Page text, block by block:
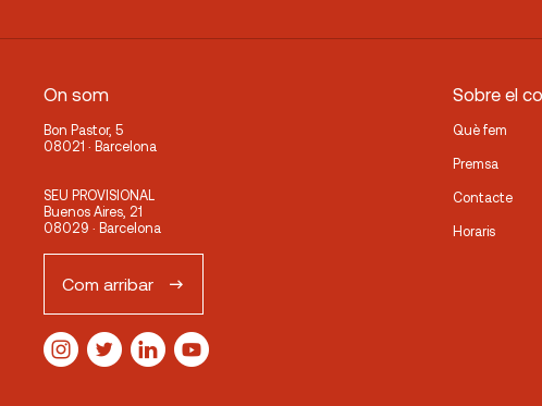
On som
Bon Pastor, 5
08021 · Barcelona
SEU PROVISIONAL
Buenos Aires, 21
08029 · Barcelona
Com arribar
Sobre el
Què fem
Premsa
Contacte
Horaris